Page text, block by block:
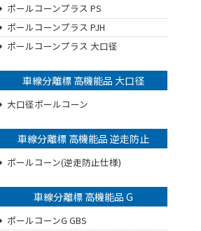
ポールコーンプラス PS
ポールコーンプラス PJH
ポールコーンプラス 大口径
車線分離標 高機能品 大口径
大口径ポールコーン
車線分離標 高機能品 逆走防止
ポールコーン(逆走防止仕様)
車線分離標 高機能品 G
ポールコーンG GBS